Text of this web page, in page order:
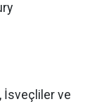
İsveçliler ve